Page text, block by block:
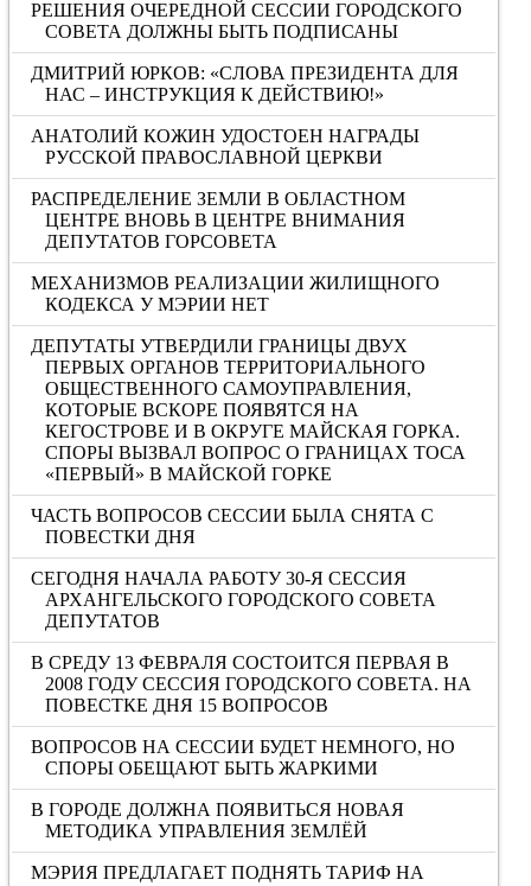
РЕШЕНИЯ ОЧЕРЕДНОЙ СЕССИИ ГОРОДСКОГО
СОВЕТА ДОЛЖНЫ БЫТЬ ПОДПИСАНЫ
ДМИТРИЙ ЮРКОВ: «CЛОВА ПРЕЗИДЕНТА ДЛЯ
НАС – ИНСТРУКЦИЯ К ДЕЙСТВИЮ!»
АНАТОЛИЙ КОЖИН УДОСТОЕН НАГРАДЫ
РУССКОЙ ПРАВОСЛАВНОЙ ЦЕРКВИ
РАСПРЕДЕЛЕНИЕ ЗЕМЛИ В ОБЛАСТНОМ
ЦЕНТРЕ ВНОВЬ В ЦЕНТРЕ ВНИМАНИЯ
ДЕПУТАТОВ ГОРСОВЕТА
МЕХАНИЗМОВ РЕАЛИЗАЦИИ ЖИЛИЩНОГО
КОДЕКСА У МЭРИИ НЕТ
ДЕПУТАТЫ УТВЕРДИЛИ ГРАНИЦЫ ДВУХ
ПЕРВЫХ ОРГАНОВ ТЕРРИТОРИАЛЬНОГО
ОБЩЕСТВЕННОГО САМОУПРАВЛЕНИЯ,
КОТОРЫЕ ВСКОРЕ ПОЯВЯТСЯ НА
КЕГОСТРОВЕ И В ОКРУГЕ МАЙСКАЯ ГОРКА.
СПОРЫ ВЫЗВАЛ ВОПРОС О ГРАНИЦАХ ТОСА
«ПЕРВЫЙ» В МАЙСКОЙ ГОРКЕ
ЧАСТЬ ВОПРОСОВ СЕССИИ БЫЛА СНЯТА С
ПОВЕСТКИ ДНЯ
СЕГОДНЯ НАЧАЛА РАБОТУ 30-Я СЕССИЯ
АРХАНГЕЛЬСКОГО ГОРОДСКОГО СОВЕТА
ДЕПУТАТОВ
В СРЕДУ 13 ФЕВРАЛЯ СОСТОИТСЯ ПЕРВАЯ В
2008 ГОДУ СЕССИЯ ГОРОДСКОГО СОВЕТА. НА
ПОВЕСТКЕ ДНЯ 15 ВОПРОСОВ
ВОПРОСОВ НА СЕССИИ БУДЕТ НЕМНОГО, НО
СПОРЫ ОБЕЩАЮТ БЫТЬ ЖАРКИМИ
В ГОРОДЕ ДОЛЖНА ПОЯВИТЬСЯ НОВАЯ
МЕТОДИКА УПРАВЛЕНИЯ ЗЕМЛЁЙ
МЭРИЯ ПРЕДЛАГАЕТ ПОДНЯТЬ ТАРИФ НА